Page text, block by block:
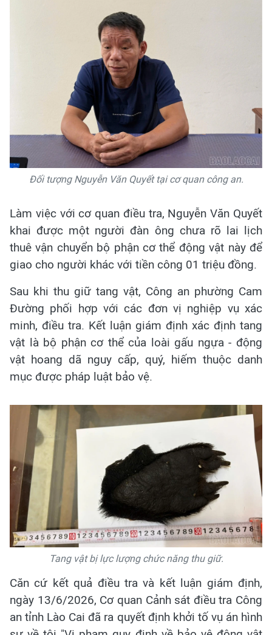
Đối tượng Nguyễn Văn Quyết tại cơ quan công an.
Làm việc với cơ quan điều tra, Nguyễn Văn Quyết
khai được một người đàn ông chưa rõ lai lịch
thuê vận chuyển bộ phận cơ thể động vật này để
giao cho người khác với tiền công 01 triệu đồng.
Sau khi thu giữ tang vật, Công an phường Cam
Đường phối hợp với các đơn vị nghiệp vụ xác
minh, điều tra. Kết luận giám định xác định tang
vật là bộ phận cơ thể của loài gấu ngựa - động
vật hoang dã nguy cấp, quý, hiếm thuộc danh
mục được pháp luật bảo vệ.
Tang vật bị lực lượng chức năng thu giữ.
Căn cứ kết quả điều tra và kết luận giám định,
ngày 13/6/2026, Cơ quan Cảnh sát điều tra Công
an tỉnh Lào Cai đã ra quyết định khởi tố vụ án hình